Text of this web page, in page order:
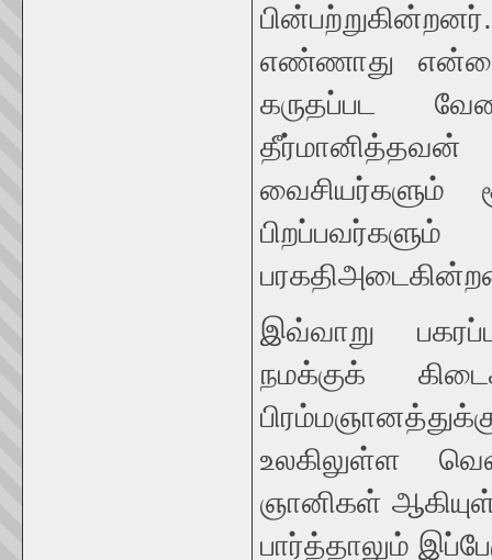
எண்ணாது
கருதப்பட
வைசியர்களும்
இவ்வாறு
நமக்குக்
உலகிலுள்ள
ஞானிகள்
பார்த்தாலும்